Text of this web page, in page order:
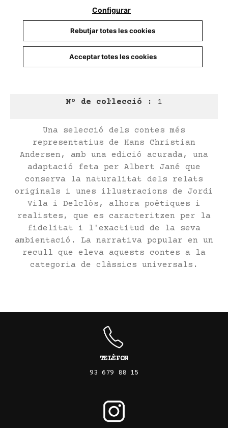
Any d'edició :
Idioma : Catalán
Autor@s : Andersen, Hans Christian
Traductor@s : Jané Riera, Albert
Ilustradores : Vila Delclòs, Jordi
Nº de col·lecció :
1
Una selecció dels contes més
representatius de Hans Christian
Andersen, amb una edició acurada, una
adaptació feta per Albert Jané que
conserva la naturalitat dels relats
originals i unes il·lustracions de Jordi
Vila i Delclòs, alhora poètiques i
realistes, que es caracteritzen per la
fidelitat i l'exactitud de la seva
ambientació. La narrativa popular en un
recull que eleva aquests contes a la
categoria de clàssics universals.
TELÈFON
93 679 88 15
Configurar
Rebutjar totes les cookies
Acceptar totes les cookies